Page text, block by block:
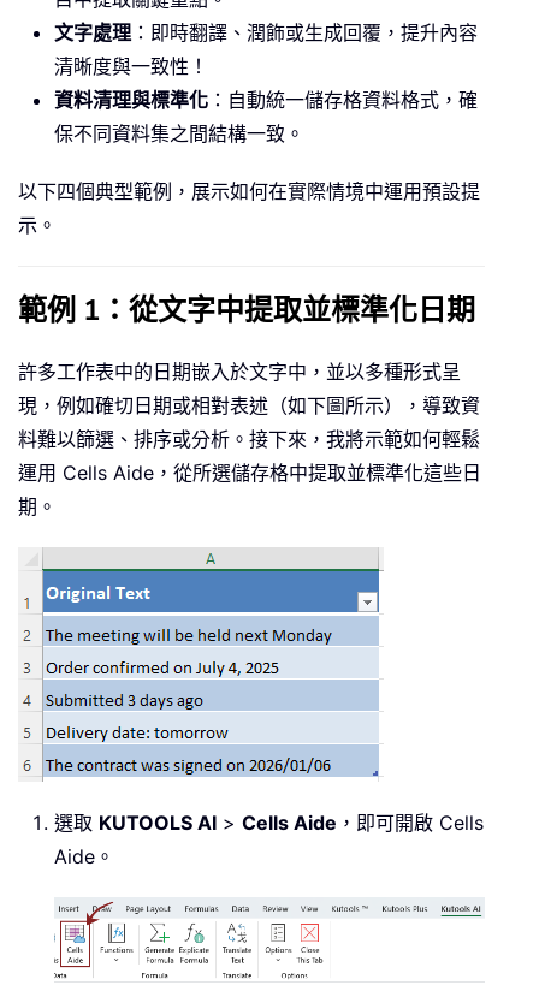
文字處理 ：即時翻譯、潤飾或生成回覆，提升內容
清晰度與一致性！
資料清理與標準化 ：自動統一儲存格資料格式，確
保不同資料集之間結構一致。
以下四個典型範例，展示如何在實際情境中運用預設提
示。
範例 1：從文字中提取並標準化日期
許多工作表中的日期嵌入於文字中，並以多種形式呈
現，例如確切日期或相對表述（如下圖所示），導致資
料難以篩選、排序或分析。接下來，我將示範如何輕鬆
運用 Cells Aide，從所選儲存格中提取並標準化這些日
期。
選取 KUTOOLS AI > Cells Aide ，即可開啟 Cells
Aide。